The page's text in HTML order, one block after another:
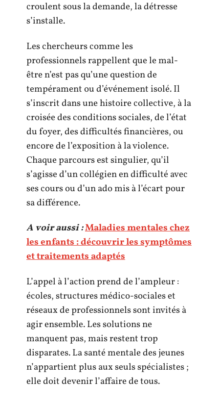
croulent sous la demande, la détresse
s’installe.
Les chercheurs comme les
professionnels rappellent que le mal-
être n’est pas qu’une question de
tempérament ou d’événement isolé. Il
s’inscrit dans une histoire collective, à la
croisée des conditions sociales, de l’état
du foyer, des difficultés financières, ou
encore de l’exposition à la violence.
Chaque parcours est singulier, qu’il
s’agisse d’un collégien en difficulté avec
ses cours ou d’un ado mis à l’écart pour
sa différence.
A voir aussi :Maladies mentales chez
les enfants : découvrir les symptômes
et traitements adaptés
L’appel à l’action prend de l’ampleur :
écoles, structures médico-sociales et
réseaux de professionnels sont invités à
agir ensemble. Les solutions ne
manquent pas, mais restent trop
disparates. La santé mentale des jeunes
n’appartient plus aux seuls spécialistes ;
elle doit devenir l’affaire de tous.